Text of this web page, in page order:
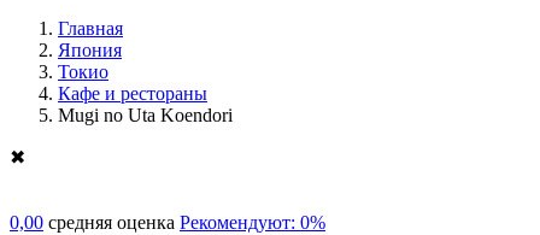
Главная
Япония
Токио
Кафе и рестораны
Mugi no Uta Koendori
✖
0,00 средняя оценка Рекомендуют: 0%